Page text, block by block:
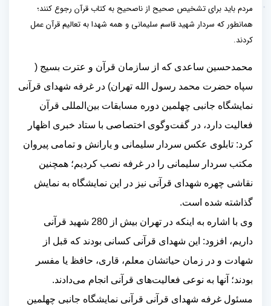
مردم باید برای تشخیص صحیح از ناصحیح به کتاب قرآن رجوع کنند؛
همانطور که سردار شهید قاسم سلیمانی و همه شهدا به تعالیم قرآن عمل
کردند.
محمدحسین ساعدی که از سازمان قرآن و عترت بسیج (
سپاه حضرت محمد رسول الله تهران) در غرفه شهدای قرآنی
نمایشگاه جانبی چهلمین دوره مسابقات بین‌المللی قرآن
فعالیت دارد، در گفت‌وگوی اختصاصی با ستاد خبری اظهار
کرد: تابلوی عکس سردار سلیمانی و یارانش و تمامی پیروان
مکتب سردار سلیمانی را در غرفه نصب کردیم؛ همچنین
نقاشی چهره شهدای قرآنی نیز در این نمایشگاه به نمایش
گذاشته شده است.
وی با اشاره به اینکه در تهران بیش از 280 شهید قرآنی
داریم، افزود: این شهدای قرآنی کسانی بودند که قبل از
شهادت و در زمان حیاتشان معلم، قاری، حافظ یا مفسر
بودند؛ آنها به نوعی فعالیت‌های قرآنی انجام می‌دادند.
مسئول غرفه شهدای قرآنی قرآنی نمایشگاه جانبی چهلمین